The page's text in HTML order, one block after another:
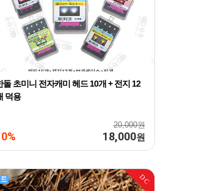
돌 초미니 전자캐미 헤드 10개 + 전지 12
덕용
20,000원
18,000원
DC